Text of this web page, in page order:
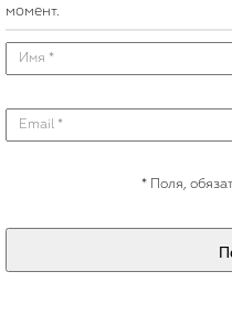
момент.
* Поля,